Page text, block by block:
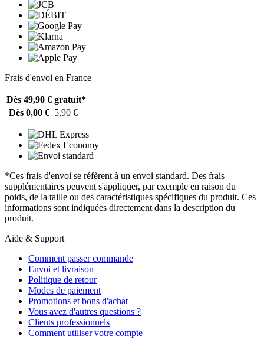
Frais d'envoi en France
Dès 49,90 € gratuit*
Dès 0,00 € 5,90 €
*Ces frais d'envoi se réfèrent à un envoi standard. Des frais
supplémentaires peuvent s'appliquer, par exemple en raison du
poids, de la taille ou des caractéristiques spécifiques du produit. Ces
informations sont indiquées directement dans la description du
produit.
Aide & Support
Comment passer commande
Envoi et livraison
Politique de retour
Modes de paiement
Promotions et bons d'achat
Vous avez d'autres questions ?
Clients professionnels
Comment utiliser votre compte